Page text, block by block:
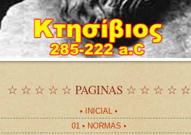
☆ ☆ ☆ ☆ ☆ PAGINAS ☆ ☆ ☆ ☆ ☆
• INICIAL •
01 • NORMAS •